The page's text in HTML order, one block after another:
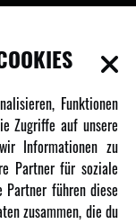
Funktionen
Zugriffe auf unsere
Informationen zu
Partner für soziale
Partner führen diese
zusammen, die du